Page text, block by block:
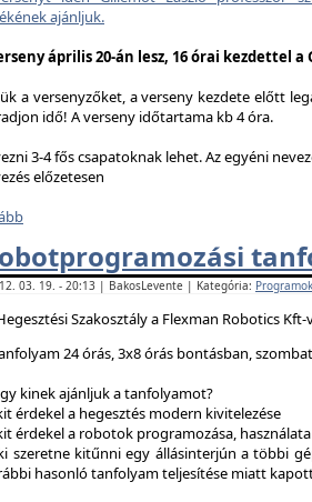
ajánljuk.
április 20-án lesz, 16 órai kezdettel a
a versenyzőket, a verseny kezdete előtt
idő! A verseny időtartama kb 4 óra.
3-4 fős csapatoknak lehet. Az egyéni
előzetesen
03. 19. - 20:13 | BakosLevente | Kategória: Programok
Szakosztály a Flexman Robotics
24 órás, 3x8 órás bontásban,
kinek ajánljuk a tanfolyamot?
érdekel a hegesztés modern kivitelezése
érdekel a robotok programozása, használata
szeretne kitűnni egy állásinterjún a többi
hasonló tanfolyam teljesítése miatt